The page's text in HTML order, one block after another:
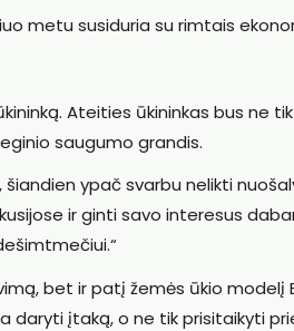
metu susiduria su rimtais
Ateities ūkininkas bus ne
saugumo grandis.
ypač svarbu nelikti
ir ginti savo interesus
bet ir patį žemės ūkio modelį
įtaką, o ne tik prisitaikyti